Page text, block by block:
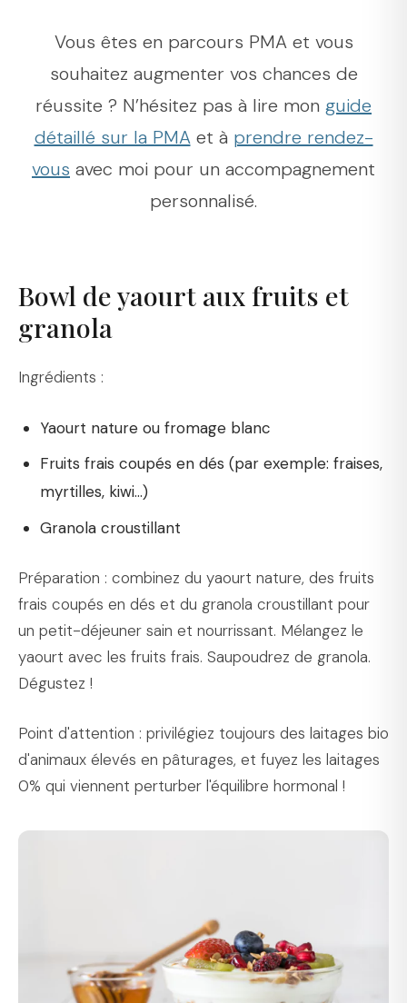
Vous êtes en parcours PMA et vous
souhaitez augmenter vos chances de
réussite ? N’hésitez pas à lire mon guide
détaillé sur la PMAet à prendre rendez-
vous avec moi pour un accompagnement
personnalisé.
Bowl de yaourt aux fruits et
granola
Ingrédients :
Yaourt nature ou fromage blanc
Fruits frais coupés en dés (par exemple: fraises,
myrtilles, kiwi...)
Granola croustillant
Préparation : combinez du yaourt nature, des fruits
frais coupés en dés et du granola croustillant pour
un petit-déjeuner sain et nourrissant. Mélangez le
yaourt avec les fruits frais. Saupoudrez de granola.
Dégustez !
Point d'attention : privilégiez toujours des laitages bio
d'animaux élevés en pâturages, et fuyez les laitages
0% qui viennent perturber l'équilibre hormonal !